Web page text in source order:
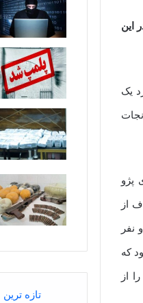
این
گزارش برخورد یک
نجات
پژو
از
نفر
که
از
تازه ترین